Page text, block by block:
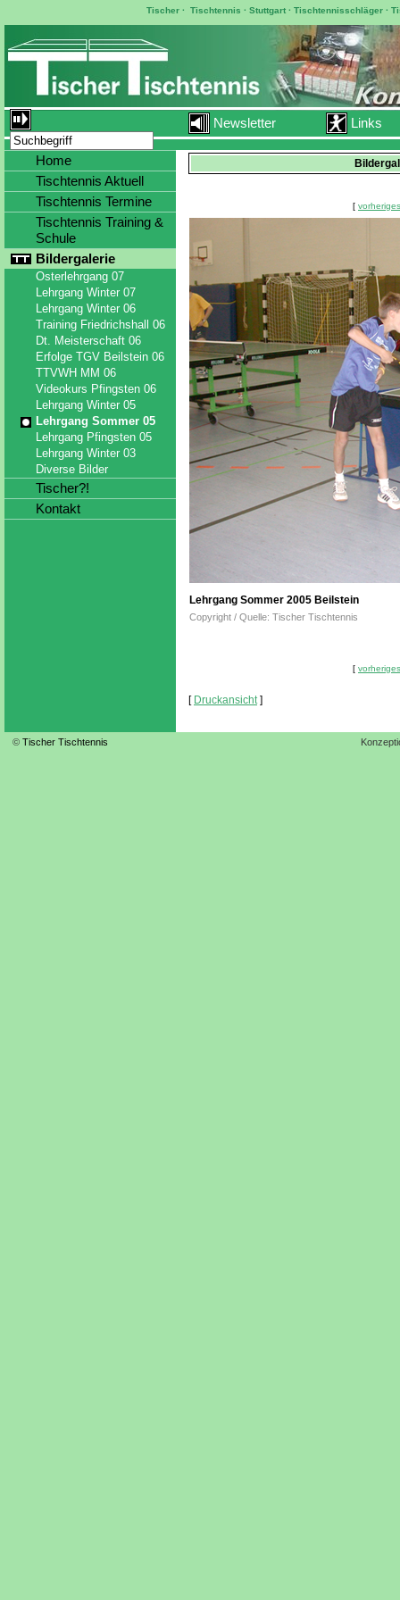
Tischer ·Tischtennis ·Stuttgart ·Tischtennisschläger ·
Newsletter Links
[
Lehrgang Sommer 2005 Beilstein
Copyright / Quelle: Tischer Tischtennis
[
[ Druckansicht]
Home
Tischtennis Aktuell
Tischtennis Termine
Tischtennis Training &
Schule
Bildergalerie
Osterlehrgang 07
Lehrgang Winter 07
Lehrgang Winter 06
Training Friedrichshall 06
Dt. Meisterschaft 06
Erfolge TGV Beilstein 06
TTVWH MM 06
Videokurs Pfingsten 06
Lehrgang Winter 05
Lehrgang Sommer 05
Lehrgang Pfingsten 05
Lehrgang Winter 03
Diverse Bilder
Tischer?!
Kontakt
© Tischer Tischtennis